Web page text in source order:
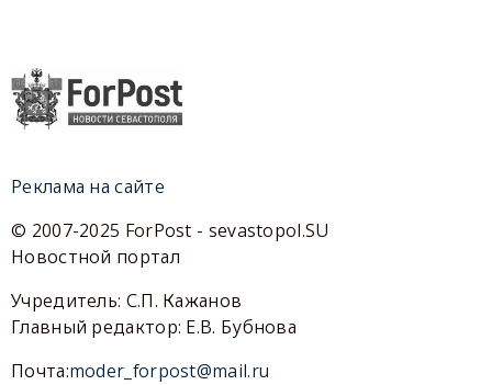
Реклама на сайте
© 2007-2025 ForPost - sevastopol.SU
Новостной портал
Учредитель: С.П. Кажанов
Главный редактор: Е.В. Бубнова
Почта:moder_forpost@mail.ru